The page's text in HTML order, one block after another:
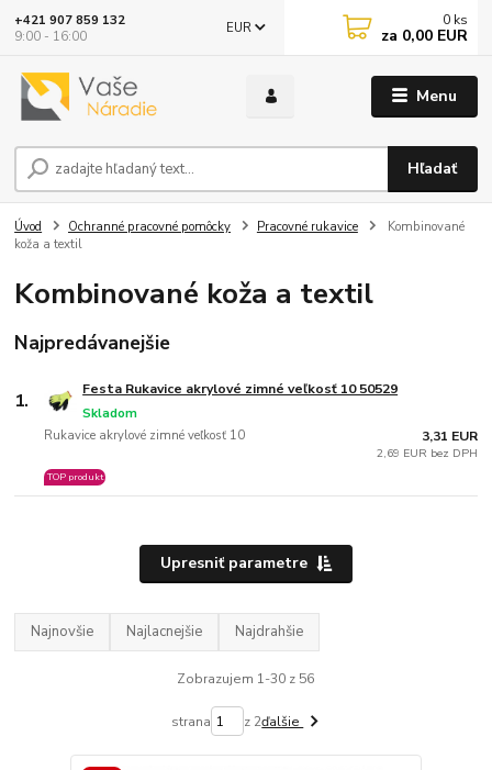
Menu
EUR
Hľadať
+421 907 859 132
9:00 - 16:00
0 ks
za 0,00 EUR
Úvod Ochranné pracovné pomôcky Pracovné rukavice
Kombinované
koža a textil
Kombinované koža a textil
Najpredávanejšie
1. Festa Rukavice akrylové zimné veľkosť 10 50529
Rukavice akrylové zimné veľkosť 10
Skladom
TOP produkt
3,31 EUR
2,69 EUR bez DPH
Upresniť parametre
Najnovšie Najlacnejšie Najdrahšie
Zobrazujem 1-30 z 56
strana z 2ďalšie